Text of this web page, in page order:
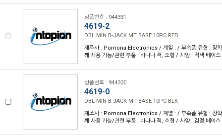
상품번호 : 944331
4619-2
DBL MIN B-JACK MT BASE 10PC RED
제조사 : Pomona Electronics / 계열 : / 부속품 유형 : 장
께 사용 가능/관련 부품 : 바나나 잭, 소형 / 사양 : 적색 베이스
상품번호 : 944330
4619-0
DBL MIN B-JACK MT BASE 10PC BLK
제조사 : Pomona Electronics / 계열 : / 부속품 유형 : 장
께 사용 가능/관련 부품 : 바나나 잭, 소형 / 사양 : 검정 베이스